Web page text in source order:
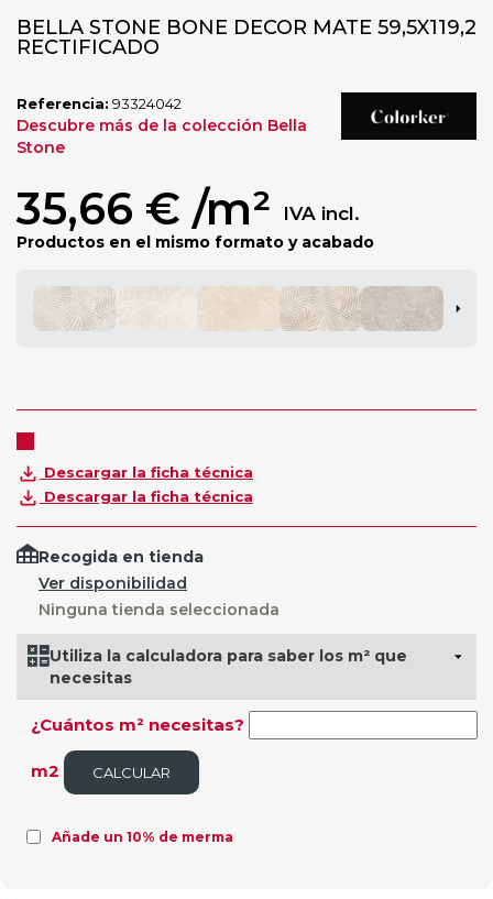
BELLA STONE BONE DECOR MATE 59,5X119,2
RECTIFICADO
Referencia: 93324042
Descubre más de la colección Bella
Stone
35,66 € /m² IVA incl.
Productos en el mismo formato y acabado
Descargar la ficha técnica
Descargar la ficha técnica
Recogida en tienda
Ver disponibilidad
Ninguna tienda seleccionada
Utiliza la calculadora para saber los m² que
necesitas
¿Cuántos m² necesitas?
m2 CALCULAR
Añade un 10% de merma